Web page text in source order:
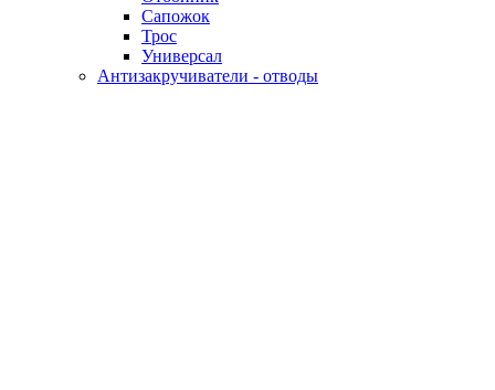
Сапожок
Трос
Универсал
Антизакручиватели - отводы